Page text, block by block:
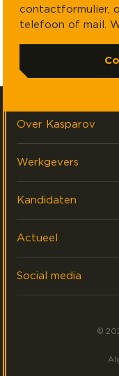
contactformulier,
telefoon of mail.
Over Kasparov
Over ons
FAQ & Contact
Werkgevers
Advies
Interim
Kandidaten
ZZP
Actueel
Laatste nieuws
Social media
©